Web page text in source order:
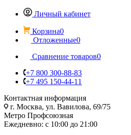
Личный кабинет
Корзина0
Отложенные0
Сравнение товаров0
+7 800 300-88-83
+7 495 150-44-11
Контактная информация
г. Москва, ул. Вавилова, 69/75
Метро Профсоюзная
Ежедневно: с 10:00 до 21:00